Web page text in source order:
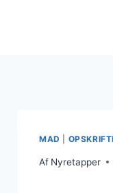
MAD
Af Nyretapper